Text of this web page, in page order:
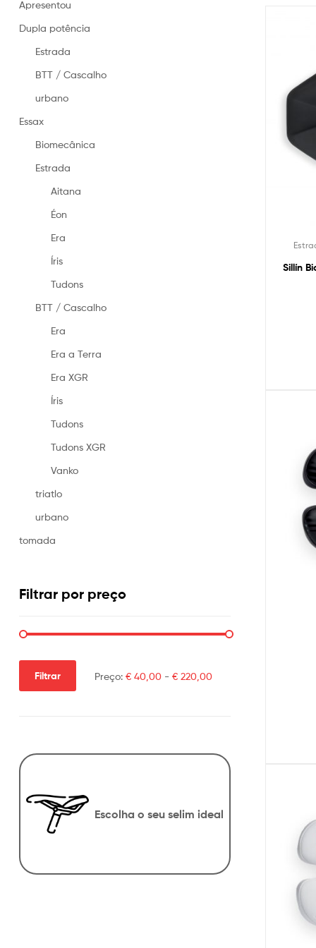
na
–
fabricadas
na
Sillín
Apresentou
Dupla potência
Estrada
BTT / Cascalho
urbano
Essax
Biomecânica
Estrada
Aitana
Éon
Era
Íris
Tudons
BTT / Cascalho
Era
Era a Terra
Era XGR
Íris
Tudons
Tudons XGR
Vanko
triatlo
urbano
tomada
Filtrar por preço
Filtrar Preço: € 40,00- € 220,00
Escolha o seu selim ideal